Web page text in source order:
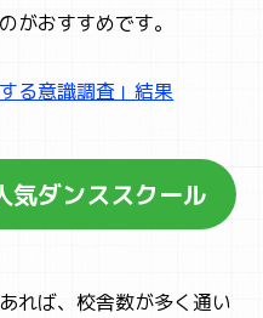
がおすすめです。
る意識調査」結果
気ダンススクール
れば、校舎数が多く通い